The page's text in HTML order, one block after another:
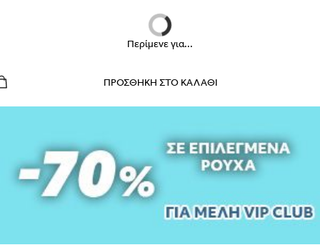
Περίμενε για...
ΠΡΟΣΘΉΚΗ ΣΤΟ ΚΑΛΆΘΙ
ΠΩΣ ΠΑΙΡΝΟΥΜΕ ΤΑ ΜΕΤΡΑΒΗΜΑ 1
ΕΣΩΡΟΥΧΑ ΓΙΑ ΜΕΤΑ ΤΟΝ ΤΟΚΕΤΟ – ΤΟ ΣΟΥΤΙΕΝ
ΒΗΜΑ 1